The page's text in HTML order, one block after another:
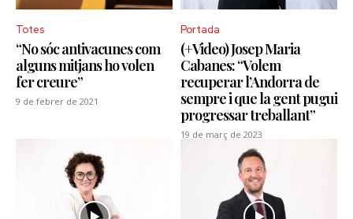
Totes
“No sóc antivacunes com
alguns mitjans ho volen
fer creure”
9 de febrer de 2021
Portada
(+Video) Josep Maria
Cabanes: “Volem
recuperar l’Andorra de
sempre i que la gent pugui
progressar treballant”
19 de març de 2023